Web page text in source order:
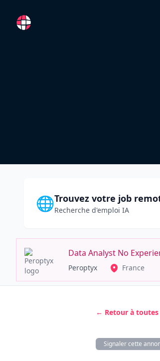
RemoteFR
🌐Trouvez votre job
Recherche d'emploi IA
Data Analyst No
Peroptyx France
← Retour à toutes
Signaler cette